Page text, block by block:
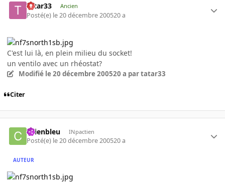
tatar33 Ancien
Posté(e) le 20 décembre 200520 a
C'est lui là, en plein milieu du socket!
un ventilo avec un rhéostat?
Modifié le 20 décembre 200520 a par tatar33
Citer
chienbleu INpactien
Posté(e) le 20 décembre 200520 a
AUTEUR